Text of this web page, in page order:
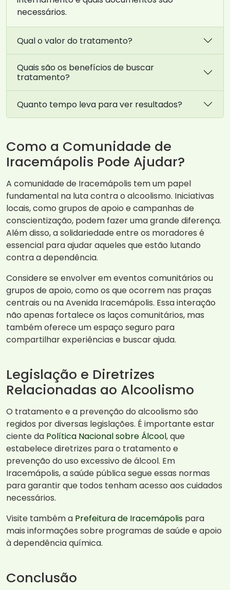
necessários.
Qual o valor do tratamento?
Quais são os benefícios de buscar
tratamento?
Quanto tempo leva para ver resultados?
Como a Comunidade de
Iracemápolis Pode Ajudar?
A comunidade de Iracemápolis tem um papel
fundamental na luta contra o alcoolismo. Iniciativas
locais, como grupos de apoio e campanhas de
conscientização, podem fazer uma grande diferença.
Além disso, a solidariedade entre os moradores é
essencial para ajudar aqueles que estão lutando
contra a dependência.
Considere se envolver em eventos comunitários ou
grupos de apoio, como os que ocorrem nas praças
centrais ou na Avenida Iracemápolis. Essa interação
não apenas fortalece os laços comunitários, mas
também oferece um espaço seguro para
compartilhar experiências e buscar ajuda.
Legislação e Diretrizes
Relacionadas ao Alcoolismo
O tratamento e a prevenção do alcoolismo são
regidos por diversas legislações. É importante estar
ciente da Política Nacional sobre Álcool, que
estabelece diretrizes para o tratamento e
prevenção do uso excessivo de álcool. Em
Iracemápolis, a saúde pública segue essas normas
para garantir que todos tenham acesso aos cuidados
necessários.
Visite também a Prefeitura de Iracemápolis para
mais informações sobre programas de saúde e apoio
à dependência química.
Conclusão